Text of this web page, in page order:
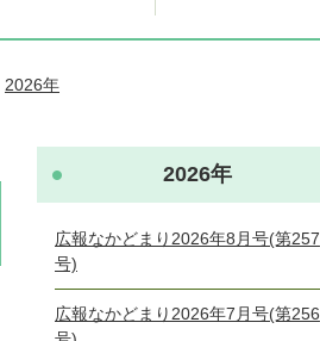
2026年
2026年
広報なかどまり2026年8月号(第257
号)
広報なかどまり2026年7月号(第256